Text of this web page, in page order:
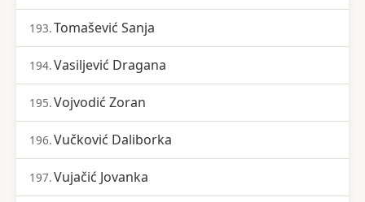
193.Tomašević Sanja
194.Vasiljević Dragana
195.Vojvodić Zoran
196.Vučković Daliborka
197.Vujačić Jovanka